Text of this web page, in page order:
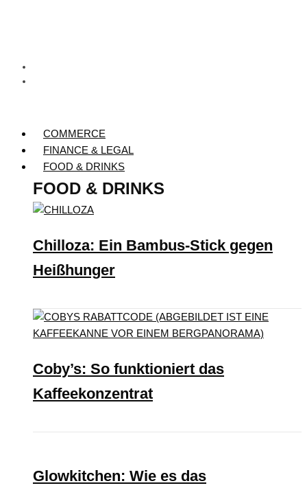
COMMERCE
FINANCE & LEGAL
FOOD & DRINKS
FOOD & DRINKS
Chilloza: Ein Bambus-Stick gegen
Heißhunger
Coby’s: So funktioniert das
Kaffeekonzentrat
Glowkitchen: Wie es das